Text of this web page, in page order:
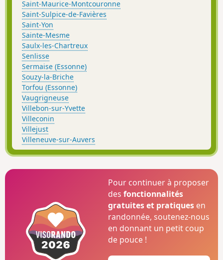
Saint-Maurice-Montcouronne
Saint-Sulpice-de-Favières
Saint-Yon
Sainte-Mesme
Saulx-les-Chartreux
Senlisse
Sermaise (Essonne)
Souzy-la-Briche
Torfou (Essonne)
Vaugrigneuse
Villebon-sur-Yvette
Villeconin
Villejust
Villeneuve-sur-Auvers
Pour continuer à proposer
desfonctionnalités
gratuites et pratiques en
randonnée, soutenez-nous
en donnant un petit coup
de pouce !